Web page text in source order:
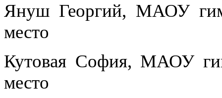
Януш Георгий, МАОУ
место
Кутовая София, МАОУ
место